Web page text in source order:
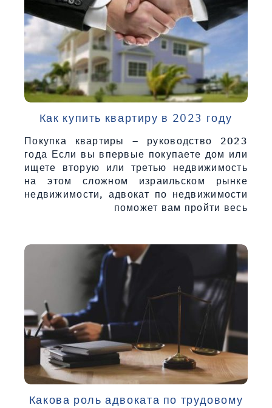
Как купить квартиру в 2023 году
Покупка квартиры – руководство 2023
года Если вы впервые покупаете дом или
ищете вторую или третью недвижимость
на этом сложном израильском рынке
недвижимости, адвокат по недвижимости
поможет вам пройти весь
Какова роль адвоката по трудовому